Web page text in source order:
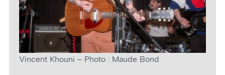
Vincent Khouni – Photo : Maude Bond